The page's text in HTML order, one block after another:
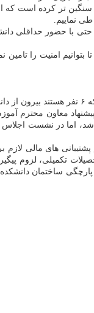
تر کرده است که
نماییم.
با حضور حداقلی
امنیت را تامین
و انتهای نیمسال اول سال تحصیلی ۱۴۰۱ اشاره کرد:
شد، اما در نشست
های مالی لازم
تکمیلی، لزوم
ساختمان